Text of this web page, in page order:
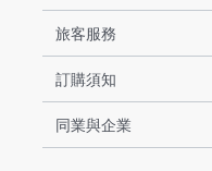
旅客服務
訂購須知
同業與企業